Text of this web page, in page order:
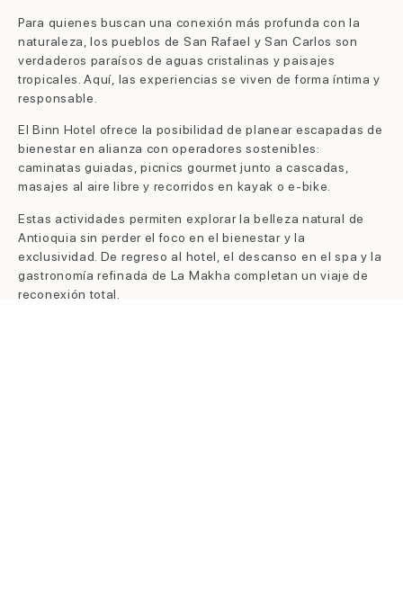
Para quienes buscan una conexión más profunda con la
naturaleza, los pueblos de San Rafael y San Carlos son
verdaderos paraísos de aguas cristalinas y paisajes
tropicales. Aquí, las experiencias se viven de forma íntima y
responsable.
El Binn Hotel ofrece la posibilidad de planear escapadas de
bienestar en alianza con operadores sostenibles:
caminatas guiadas, picnics gourmet junto a cascadas,
masajes al aire libre y recorridos en kayak o e-bike.
Estas actividades permiten explorar la belleza natural de
Antioquia sin perder el foco en el bienestar y la
exclusividad. De regreso al hotel, el descanso en el spa y la
gastronomía refinada de La Makha completan un viaje de
reconexión total.